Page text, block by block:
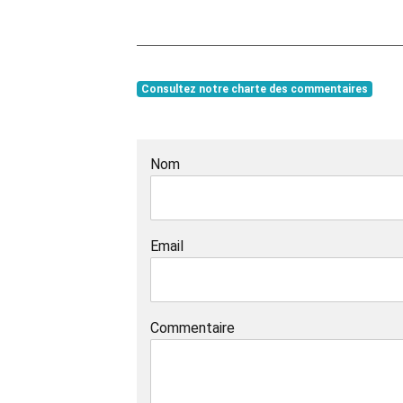
Consultez notre charte des commentaires
Nom
Email
Commentaire